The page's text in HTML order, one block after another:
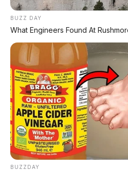
FACEBOOK KAMI
Anugerah
Ikuti kami untuk update stok unit
BUZZ DAY
What Engineers Found At
BUZZDAY